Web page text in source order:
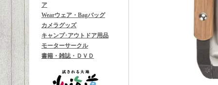
ア
Wearウェア・Bagバッグ
カメラグッズ
キャンプ･アウトドア用品
モーターサークル
書籍・雑誌・ＤＶＤ